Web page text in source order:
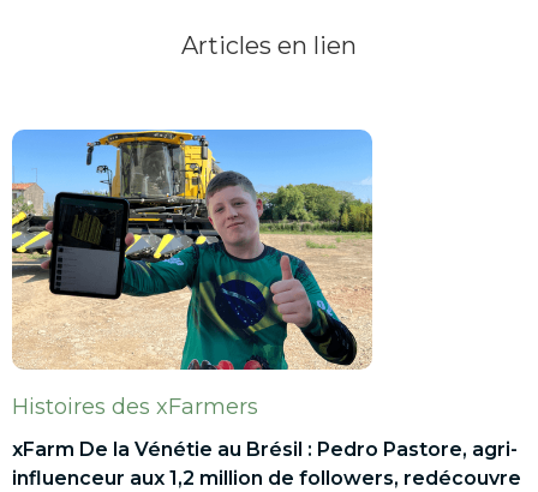
Articles en lien
Histoires des xFarmers
xFarm De la Vénétie au Brésil : Pedro Pastore, agri-
influenceur aux 1,2 million de followers, redécouvre